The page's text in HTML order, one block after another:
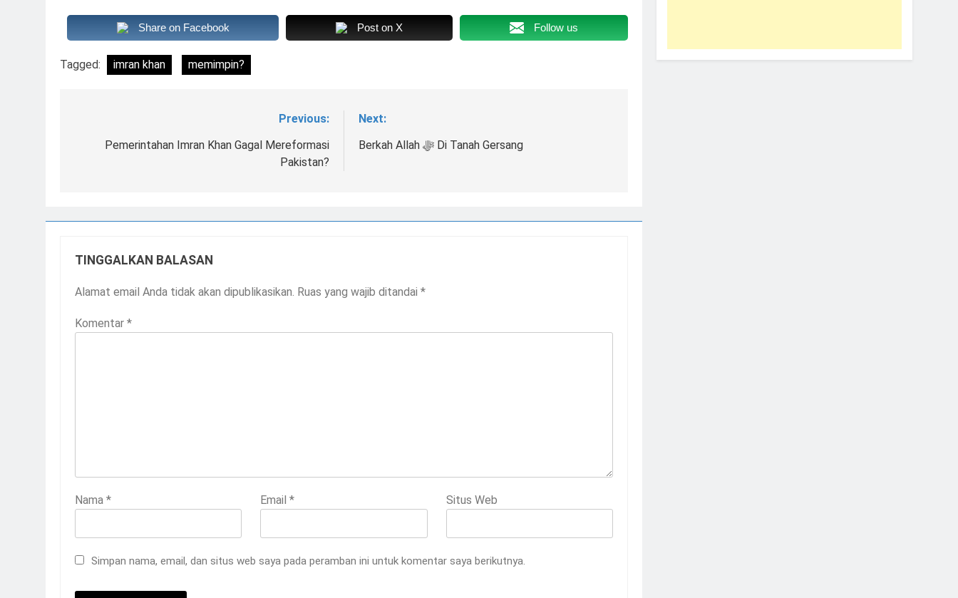
Share on Facebook Post on X Follow us
Tagged: imran khan memimpin?
Previous:
Pemerintahan Imran Khan Gagal Mereformasi
Pakistan?
Next:
Berkah Allah ﷻ Di Tanah Gersang
TINGGALKAN BALASAN
Alamat email Anda tidak akan dipublikasikan. Ruas yang wajib ditandai *
Komentar *
Nama * Email* Situs Web
Simpan nama, email, dan situs web saya pada peramban ini untuk komentar saya berikutnya.